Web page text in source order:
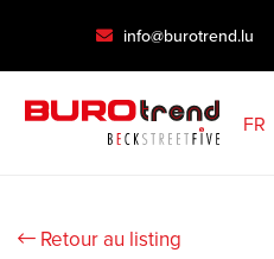
info@burotrend.lu
FR
Retour au listing